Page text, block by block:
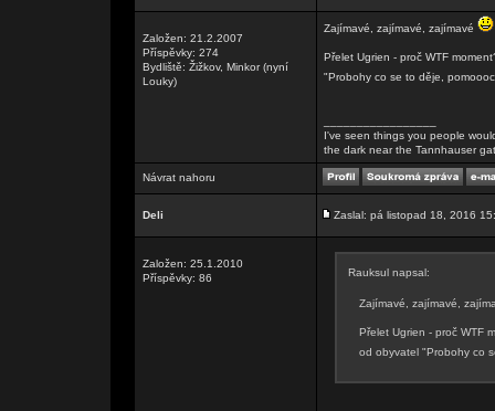
Založen: 21.2.2007
Příspěvky: 274
Bydliště: Žižkov, Minkor (nyní
Louky)
Zajímavé, zajímavé, zajímavé
Přelet Ugrien - proč WTF
"Probohy co se to děje,
I've seen things you people
the dark near the Tannhauser
Návrat nahoru
Deli Zaslal: pá listopad 18, 2016
Založen: 25.1.2010
Příspěvky: 86
Rauksul napsal:
Zajímavé, zajímavé,
Přelet Ugrien - proč WTF
od obyvatel "Probohy co